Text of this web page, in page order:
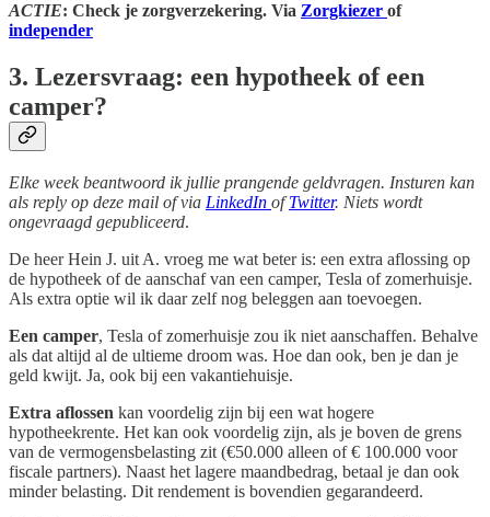
ACT IE: Check je zorgverzekering. Via Zorgkiezer of
independer
3. Lezersvraag: een hypotheek of een
camper?
Elke week beantwoord ik jullie prangende geldvragen. Insturen kan
als reply op deze mail of via LinkedIn ofTwitter. Niets wordt
ongevraagd gepubliceerd.
De heer Hein J. uit A. vroeg me wat beter is: een extra aflossing op
de hypotheek of de aanschaf van een camper, Tesla of zomerhuisje.
Als extra optie wil ik daar zelf nog beleggen aan toevoegen.
Een camper, Tesla of zomerhuisje zou ik niet aanschaffen. Behalve
als dat altijd al de ultieme droom was. Hoe dan ook, ben je dan je
geld kwijt. Ja, ook bij een vakantiehuisje.
Extra aflossen kan voordelig zijn bij een wat hogere
hypotheekrente. Het kan ook voordelig zijn, als je boven de grens
van de vermogensbelasting zit (€50.000 alleen of € 100.000 voor
fiscale partners). Naast het lagere maandbedrag, betaal je dan ook
minder belasting. Dit rendement is bovendien gegarandeerd.